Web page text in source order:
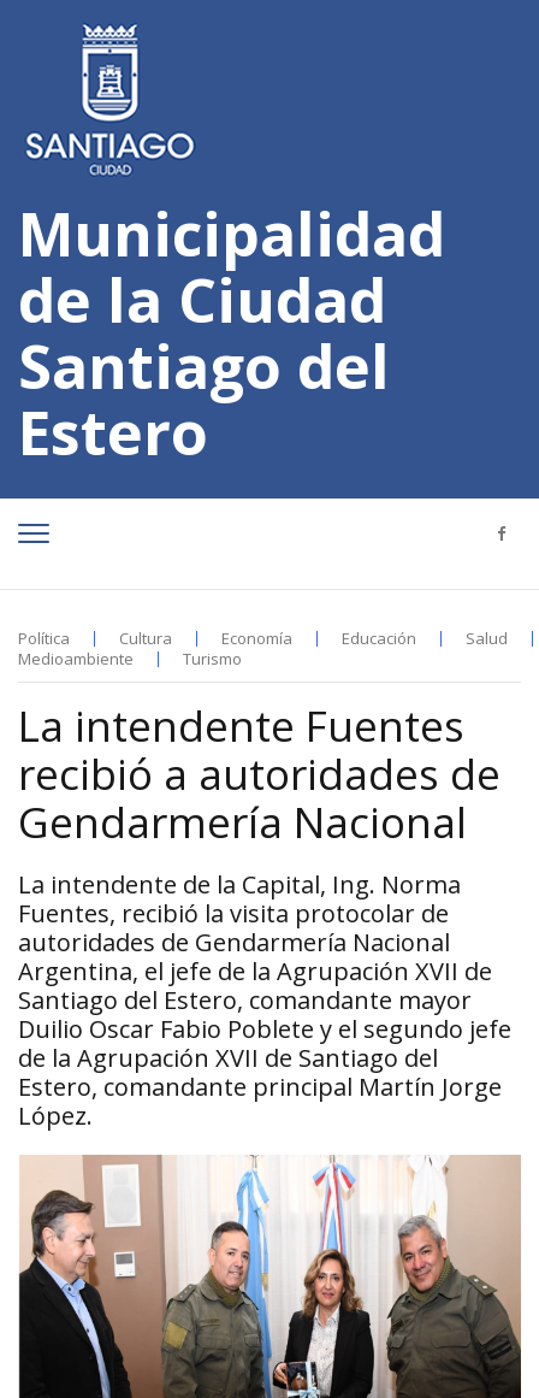
Municipalidad
de la Ciudad
Santiago del
Estero
Política Cultura Economía Educación
Salud
Medioambiente
Turismo
La intendente Fuentes
recibió a autoridades de
Gendarmería Nacional
La intendente de la Capital, Ing. Norma
Fuentes, recibió la visita protocolar de
autoridades de Gendarmería Nacional
Argentina, el jefe de la Agrupación XVII de
Santiago del Estero, comandante mayor
Duilio Oscar Fabio Poblete y el segundo jefe
de la Agrupación XVII de Santiago del
Estero, comandante principal Martín Jorge
López.